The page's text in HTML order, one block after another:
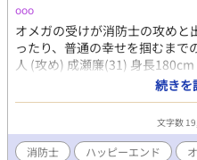
ooo
オメガの受けが消防士の攻めと
ったり、普通の幸せを掴むま
人 (攻め) 成瀬廉(31) 身長
沼って感じの見た目。 (受け)
目立った容姿でもないが、顔は
思う。 オメガバースの世界線
明なしに始まります( . .)"
いで大好きで」
続きを
文字数
消防士 ハッピーエンド